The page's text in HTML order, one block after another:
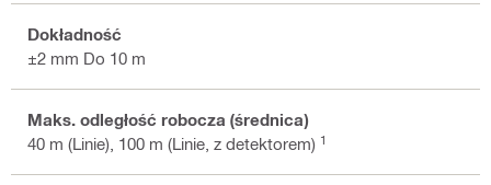
Dokładność
±2 mm Do 10 m
Maks. odległość robocza (średnica)
40 m (Linie), 100 m (Linie, z detektorem) 1